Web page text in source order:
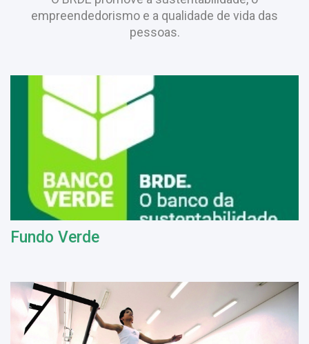
empreendedorismo e a qualidade de vida das
pessoas.
Fundo Verde